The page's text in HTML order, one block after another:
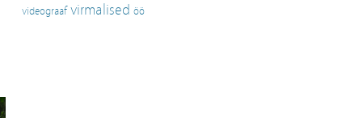
videograaf virmalised öö